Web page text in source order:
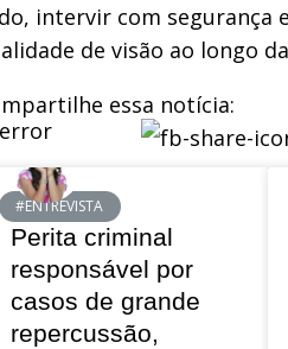
intervir com segurança
de visão ao longo
essa notícia:
#ENTREVISTA
Perita criminal
responsável por
casos de grande
repercussão,